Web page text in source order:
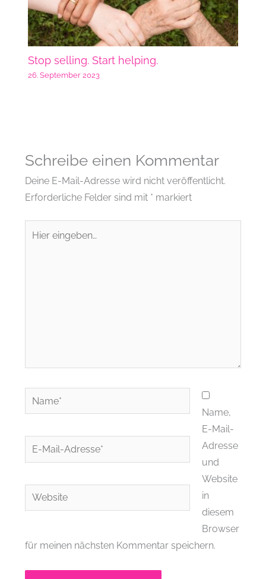
Stop selling. Start helping.
26. September 2023
Schreibe einen Kommentar
Deine E-Mail-Adresse wird nicht veröffentlicht.
Erforderliche Felder sind mit * markiert
eingeben…
Name*
E-
Mail-
Website
Name,
E-Mail-
Adresse
und
Website
in
diesem
Browser
für meinen nächsten Kommentar speichern.